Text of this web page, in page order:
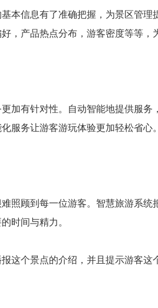
本信息有了准确把握，为景区管
，产品热点分布，游客密度等等
加有针对性。自动智能地提供服
服务让游客游玩体验更加轻松省心。
难照顾到每一位游客。智慧旅游系统
时间与精力。
报这个景点的介绍，并且提示游客